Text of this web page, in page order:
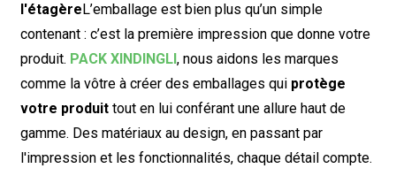
l'étagèreL’emballage est bien plus qu’un simple
contenant : c’est la première impression que donne votre
produit. PACK XINDINGLI, nous aidons les marques
comme la vôtre à créer des emballages qui protège
votre produittout en lui conférant une allure haut de
gamme. Des matériaux au design, en passant par
l'impression et les fonctionnalités, chaque détail compte.